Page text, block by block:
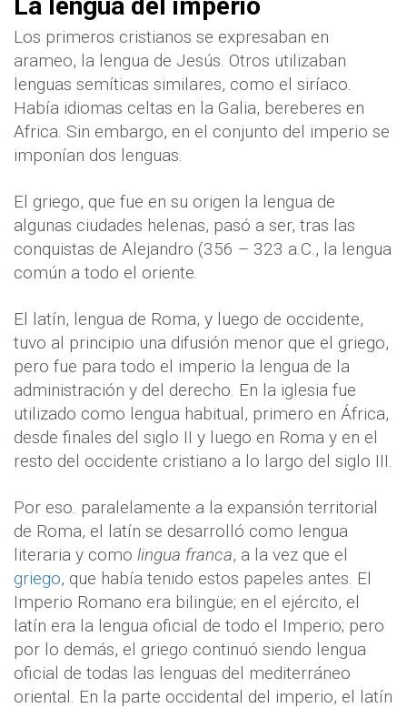
Los primeros cristianos se expresaban en
arameo, la lengua de Jesús. Otros utilizaban
lenguas semíticas similares, como el siríaco.
Había idiomas celtas en la Galia, bereberes en
Africa. Sin embargo, en el conjunto del imperio se
imponían dos lenguas.
El griego, que fue en su origen la lengua de
algunas ciudades helenas, pasó a ser, tras las
conquistas de Alejandro (356 – 323 a.C., la lengua
común a todo el oriente.
El latín, lengua de Roma, y luego de occidente,
tuvo al principio una difusión menor que el griego,
pero fue para todo el imperio la lengua de la
administración y del derecho. En la iglesia fue
utilizado como lengua habitual, primero en África,
desde finales del siglo II y luego en Roma y en el
resto del occidente cristiano a lo largo del siglo III.
Por eso. paralelamente a la expansión territorial
de Roma, el latín se desarrolló como lengua
literaria y como lingua franca, a la vez que el
griego, que había tenido estos papeles antes. El
Imperio Romano era bilingüe; en el ejército, el
latín era la lengua oficial de todo el Imperio; pero
por lo demás, el griego continuó siendo lengua
oficial de todas las lenguas del mediterráneo
oriental. En la parte occidental del imperio, el latín